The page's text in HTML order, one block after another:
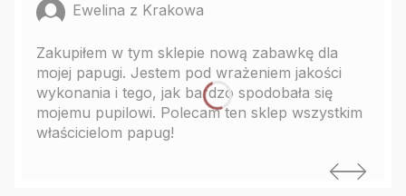
Ewelina z Krakowa
Zakupiłem w tym sklepie nową zabawkę dla
mojej papugi. Jestem pod wrażeniem jakości
wykonania i tego, jak bardzo spodobała się
mojemu pupilowi. Polecam ten sklep wszystkim
właścicielom papug!